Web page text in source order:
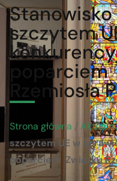
szczytem
Rzemiosła
Strona główna /
szczytem UE w
poparciem Związku